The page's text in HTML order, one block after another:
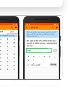
अगला